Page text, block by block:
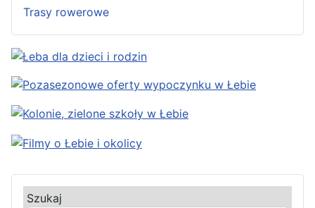
Szukaj
Trasy rowerowe